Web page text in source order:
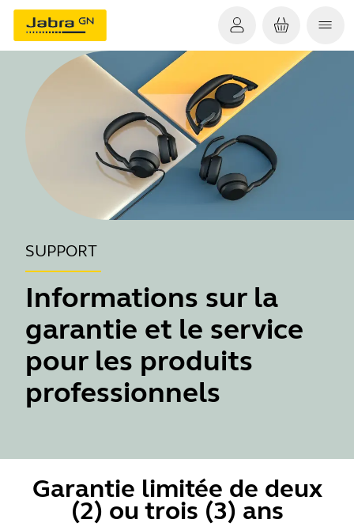
SUPPORT
Informations sur la
garantie et le service
pour les produits
professionnels
Garantie limitée de deux
(2) ou trois (3) ans